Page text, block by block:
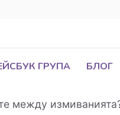
ГРУПА БЛОГ